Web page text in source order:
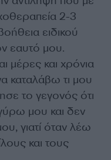
2-3
ειδικού
εαυτό μου.
μέρες και χρόνια
καταλάβω τι μου
το γεγονός ότι
μου και δεν
γιατί όταν λέω
και τους